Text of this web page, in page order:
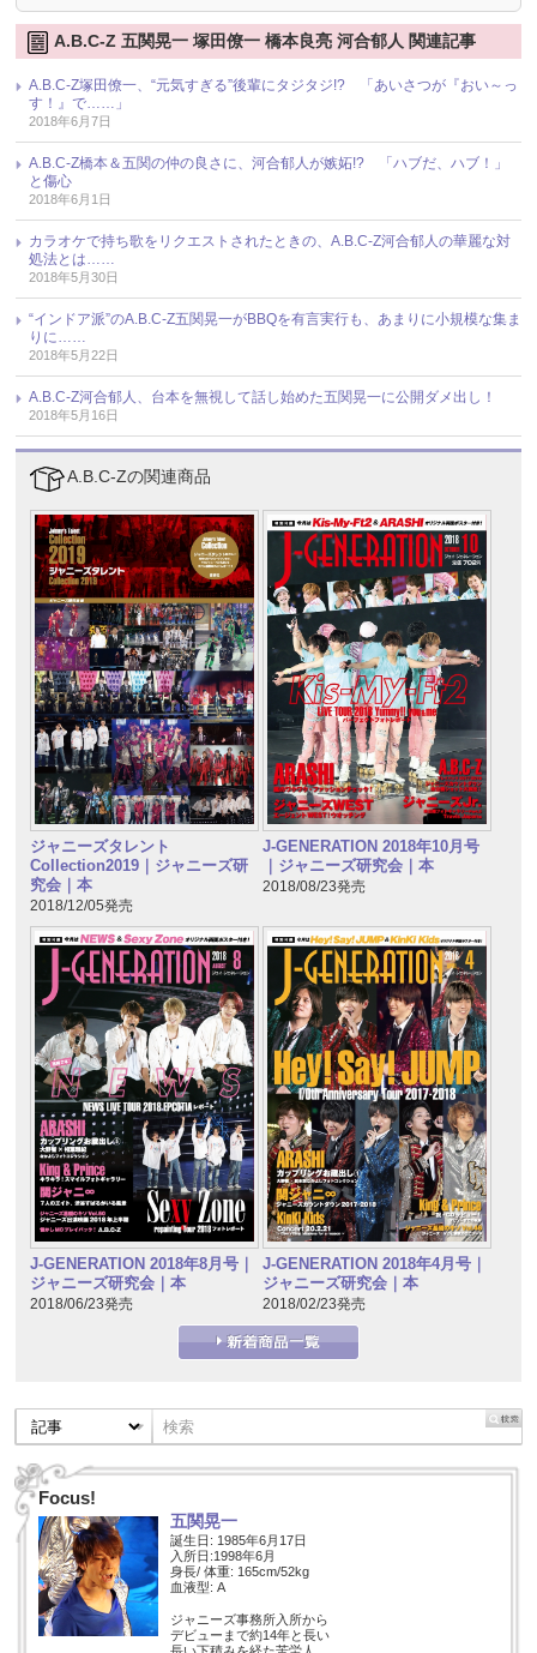
A.B.C-Z 五関晃一 塚田僚一 橋本良亮 河合郁人 関連記事
A.B.C-Z塚田僚一、“元気すぎる”後輩にタジタジ!? 「あいさつが『おい～っ
す！』で……」
2018年6月7日
A.B.C-Z橋本＆五関の仲の良さに、河合郁人が嫉妬!? 「ハブだ、ハブ！」
と傷心
2018年6月1日
カラオケで持ち歌をリクエストされたときの、A.B.C-Z河合郁人の華麗な対
処法とは……
2018年5月30日
“インドア派”のA.B.C-Z五関晃一がBBQを有言実行も、あまりに小規模な集ま
りに……
2018年5月22日
A.B.C-Z河合郁人、台本を無視して話し始めた五関晃一に公開ダメ出し！
2018年5月16日
A.B.C-Zの関連商品
ジャニーズタレント
Collection2019｜ジャニーズ研
究会｜本
2018/12/05発売
J-GENERATION 2018年10月号
｜ジャニーズ研究会｜本
2018/08/23発売
J-GENERATION 2018年8月号｜
ジャニーズ研究会｜本
2018/06/23発売
J-GENERATION 2018年4月号｜
ジャニーズ研究会｜本
2018/02/23発売
Focus!
五関晃一
誕生日: 1985年6月17日
入所日:1998年6月
身長/ 体重: 165cm/52kg
血液型: A
ジャニーズ事務所入所から
デビューまで約14年と長い